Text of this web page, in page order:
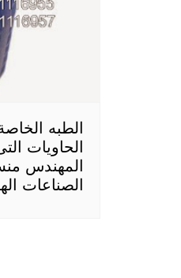
الطبه
الحاويات
المهندس
الصناعات